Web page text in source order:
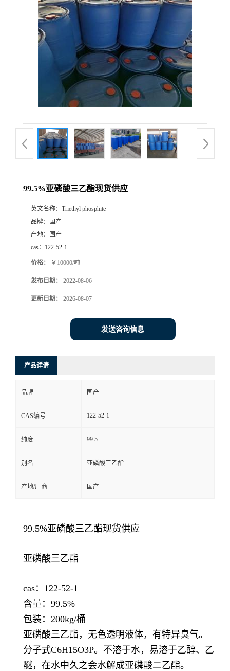
99.5%亚磷酸三乙酯现货供应
英文名称： Triethyl phosphite
品牌：
国产
产地：
国产
cas： 122-52-1
价格： ￥10000/吨
发布日期： 2022-08-06
更新日期： 2026-08-07
发送咨询信息
产品详请
品牌 国产
CAS编号 122-52-1
纯度 99.5
别名 亚磷酸三乙酯
产地/厂商 国产
99.5%亚磷酸三乙酯现货供应
亚磷酸三乙酯
cas：122-52-1
含量：99.5%
包装：200kg/桶
亚磷酸三乙酯，无色透明液体，有特异臭气。
分子式C6H15O3P。不溶于水，易溶于乙醇、乙
醚，在水中久之会水解成亚磷酸二乙酯。